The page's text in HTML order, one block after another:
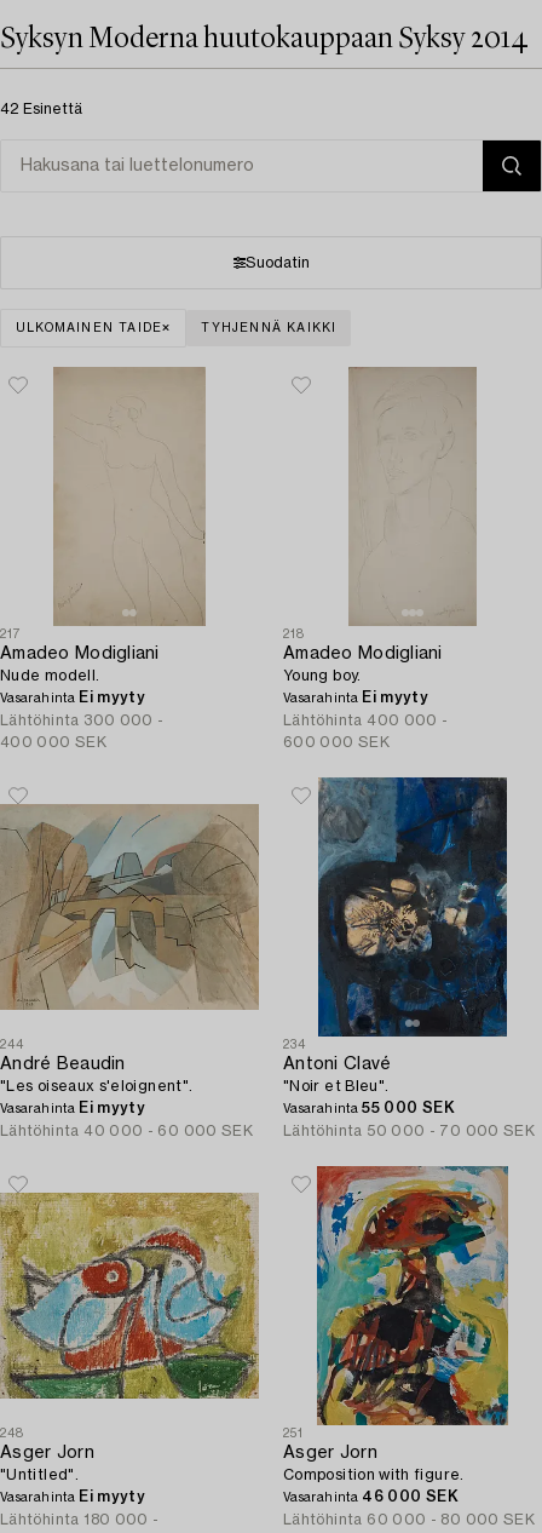
Syksyn Moderna huutokauppaan Syksy 2014
42 Esinettä
Suodatin
ULKOMAINEN TAIDE TYHJENNÄ KAIKKI
217
Amadeo Modigliani
Nude modell.
Vasarahinta Ei myyty
Lähtöhinta 300 000 -
400 000 SEK
218
Amadeo Modigliani
Young boy.
Vasarahinta Ei myyty
Lähtöhinta 400 000 -
600 000 SEK
244
André Beaudin
"Les oiseaux s'eloignent".
Vasarahinta Ei myyty
Lähtöhinta 40 000 - 60 000 SEK
234
Antoni Clavé
"Noir et Bleu".
Vasarahinta55 000 SEK
Lähtöhinta 50 000 - 70 000 SEK
248
Asger Jorn
"Untitled".
Vasarahinta Ei myyty
Lähtöhinta 180 000 -
251
Asger Jorn
Composition with figure.
Vasarahinta 46 000 SEK
Lähtöhinta 60 000 - 80 000 SEK